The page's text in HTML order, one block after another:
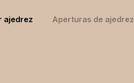
ajedrez Aperturas de ajedrez